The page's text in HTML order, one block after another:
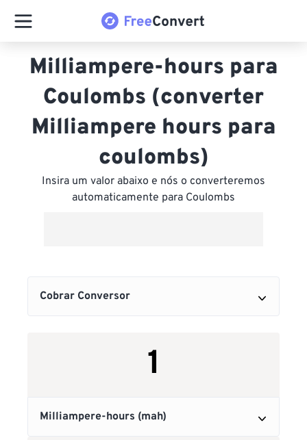
Milliampere-hours para
Coulombs (converter
Milliampere hours para
coulombs)
Insira um valor abaixo e nós o converteremos
automaticamente para Coulombs